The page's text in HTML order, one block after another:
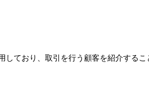
しており、取引を行う顧客を紹介する